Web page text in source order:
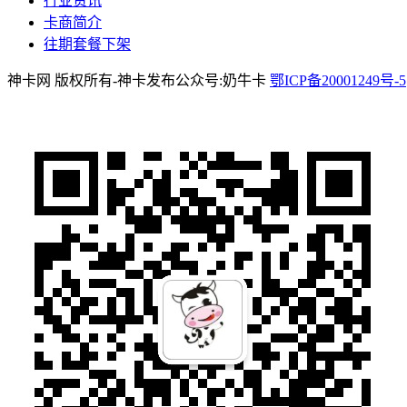
卡商简介
往期套餐下架
神卡网 版权所有-神卡发布公众号:奶牛卡 鄂ICP备20001249号-5